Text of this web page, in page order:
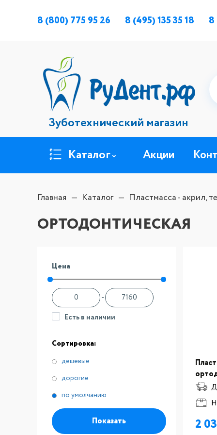
8 (800) 775 95 26 8 (495) 135 35 18 8
Зуботехнический магазин
Каталог Акции
Главная Каталог Пластмасса - акрил,
ОРТОДОНТИЧЕСКАЯ
Цена
-
Есть в наличии
Сортировка:
дешевые
дорогие
по умолчанию
Показать 2